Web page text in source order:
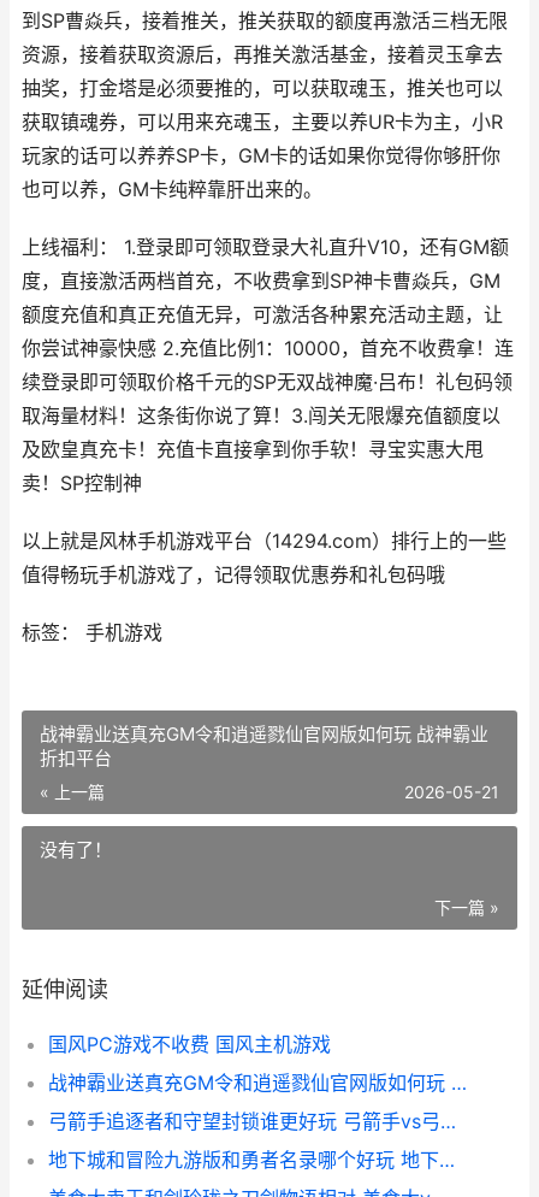
到SP曹焱兵，接着推关，推关获取的额度再激活三档无限
资源，接着获取资源后，再推关激活基金，接着灵玉拿去
抽奖，打金塔是必须要推的，可以获取魂玉，推关也可以
获取镇魂券，可以用来充魂玉，主要以养UR卡为主，小R
玩家的话可以养养SP卡，GM卡的话如果你觉得你够肝你
也可以养，GM卡纯粹靠肝出来的。
上线福利： 1.登录即可领取登录大礼直升V10，还有GM额
度，直接激活两档首充，不收费拿到SP神卡曹焱兵，GM
额度充值和真正充值无异，可激活各种累充活动主题，让
你尝试神豪快感 2.充值比例1：10000，首充不收费拿！连
续登录即可领取价格千元的SP无双战神魔·吕布！礼包码领
取海量材料！这条街你说了算！3.闯关无限爆充值额度以
及欧皇真充卡！充值卡直接拿到你手软！寻宝实惠大甩
卖！SP控制神
以上就是风林手机游戏平台（14294.com）排行上的一些
值得畅玩手机游戏了，记得领取优惠券和礼包码哦
标签： 手机游戏
战神霸业送真充GM令和逍遥戮仙官网版如何玩 战神霸业
折扣平台
« 上一篇 2026-05-21
没有了！
下一篇 »
延伸阅读
国风PC游戏不收费 国风主机游戏
战神霸业送真充GM令和逍遥戮仙官网版如何玩 战神霸业折扣平台
弓箭手追逐者和守望封锁谁更好玩 弓箭手vs弓箭手下载
地下城和冒险九游版和勇者名录哪个好玩 地下城和冒险九哪个好玩